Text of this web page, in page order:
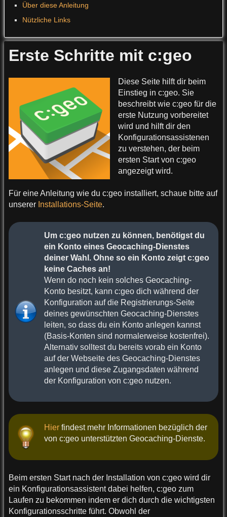
Über diese Anleitung
Nützliche Links
Erste Schritte mit c:geo
Diese Seite hilft dir beim
Einstieg in c:geo. Sie
beschreibt wie c:geo für die
erste Nutzung vorbereitet
wird und hilft dir den
Konfigurationsassistenen
zu verstehen, der beim
ersten Start von c:geo
angezeigt wird.
Für eine Anleitung wie du c:geo installiert, schaue bitte auf
unserer Installations-Seite.
Um c:geo nutzen zu können, benötigst du
ein Konto eines Geocaching-Dienstes
deiner Wahl. Ohne so ein Konto zeigt c:geo
keine Caches an!
Wenn do noch kein solches Geocaching-
Konto besitzt, kann c:geo dich während der
Konfiguration auf die Registrierungs-Seite
deines gewünschten Geocaching-Dienstes
leiten, so dass du ein Konto anlegen kannst
(Basis-Konten sind normalerweise kostenfrei).
Alternativ solltest du bereits vorab ein Konto
auf der Webseite des Geocaching-Dienstes
anlegen und diese Zugangsdaten während
der Konfiguration von c:geo nutzen.
Hier findest mehr Informationen bezüglich der
von c:geo unterstützten Geocaching-Dienste.
Beim ersten Start nach der Installation von c:geo wird dir
ein Konfigurationsassistent dabei helfen, c:geo zum
Laufen zu bekommen indem er dich durch die wichtigsten
Konfigurationsschritte führt. Obwohl der